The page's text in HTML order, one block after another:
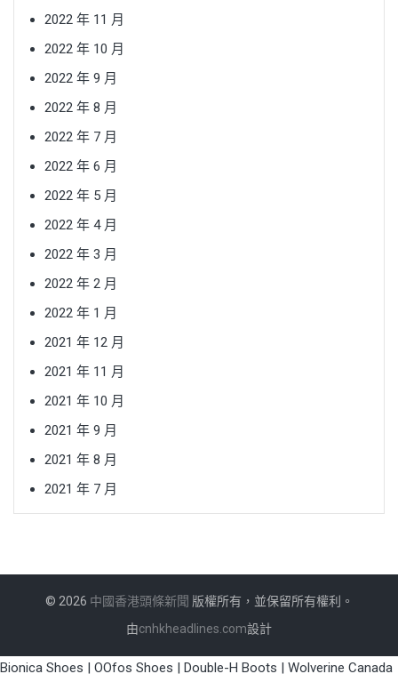
2022 年 11 月
2022 年 10 月
2022 年 9 月
2022 年 8 月
2022 年 7 月
2022 年 6 月
2022 年 5 月
2022 年 4 月
2022 年 3 月
2022 年 2 月
2022 年 1 月
2021 年 12 月
2021 年 11 月
2021 年 10 月
2021 年 9 月
2021 年 8 月
2021 年 7 月
© 2026 中國香港頭條新聞 版權所有，並保留所有權利。
由cnhkheadlines.com設計
Bionica Shoes | OOfos Shoes | Double-H Boots | Wolverine Canada